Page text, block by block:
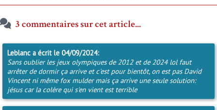
3 commentaires sur cet article...
Leblanc a écrit le 04/09/2024:
Sans oublier les jeux olympiques de 2012 et de 2024 lol faut
arrêter de dormir ça arrive et c'est pour bientôt, on est pas David
Vincent ni même fox mulder mais ça arrive une seule solution:
jésus car la colère qui s'en vient est terrible